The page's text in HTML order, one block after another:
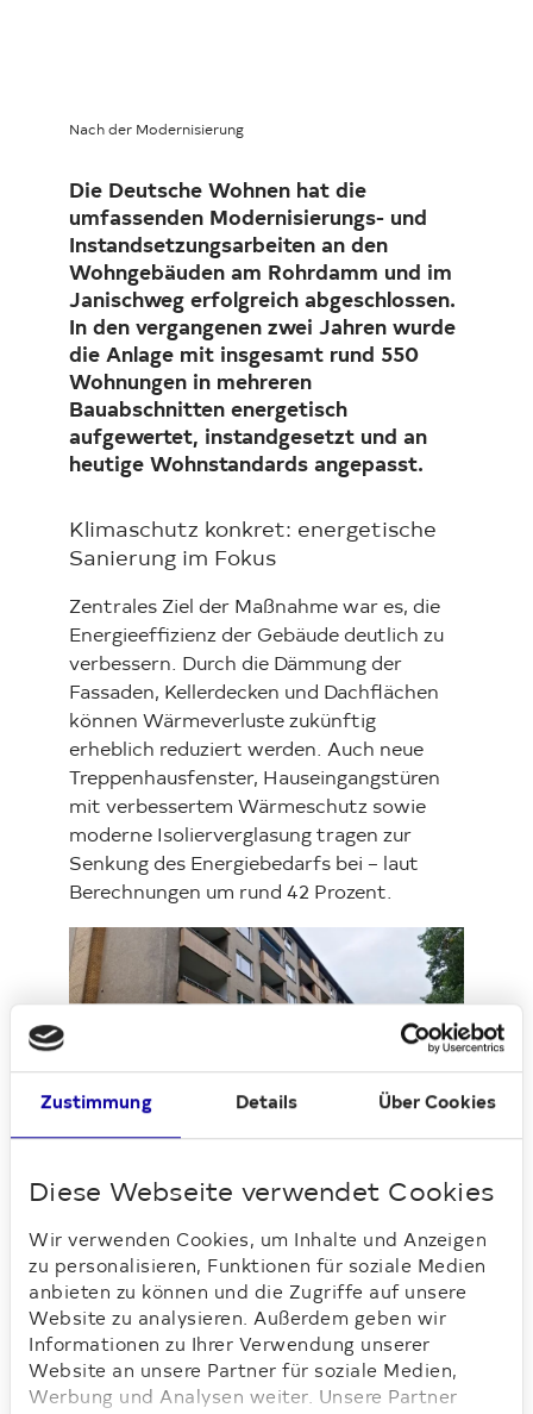
Zustimmung Details Über Cookies
Diese Webseite verwendet Cookies
Wir verwenden Cookies, um Inhalte und Anzeigen
zu personalisieren, Funktionen für soziale Medien
anbieten zu können und die Zugriffe auf unsere
Website zu analysieren. Außerdem geben wir
Informationen zu Ihrer Verwendung unserer
Website an unsere Partner für soziale Medien,
Werbung und Analysen weiter. Unsere Partner
Nach der Modernisierung
Die Deutsche Wohnen hat die
umfassenden Modernisierungs- und
Instandsetzungsarbeiten an den
Wohngebäuden am Rohrdamm und im
Janischweg erfolgreich abgeschlossen.
In den vergangenen zwei Jahren wurde
die Anlage mit insgesamt rund 550
Wohnungen in mehreren
Bauabschnitten energetisch
aufgewertet, instandgesetzt und an
heutige Wohnstandards angepasst.
Klimaschutz konkret: energetische
Sanierung im Fokus
Zentrales Ziel der Maßnahme war es, die
Energieeffizienz der Gebäude deutlich zu
verbessern. Durch die Dämmung der
Fassaden, Kellerdecken und Dachflächen
können Wärmeverluste zukünftig
erheblich reduziert werden. Auch neue
Treppenhausfenster, Hauseingangstüren
mit verbessertem Wärmeschutz sowie
moderne Isolierverglasung tragen zur
Senkung des Energiebedarfs bei – laut
Berechnungen um rund 42 Prozent.
Loading...
Vor der Modernisierung
Mehr Wohnqualität im Quartier
Neben der energetischen Sanierung
wurden auch zahlreiche Maßnahmen zur
Aufwertung des äußeren
Erscheinungsbildes umgesetzt: Balkone
und Loggien erhielten ein modernes